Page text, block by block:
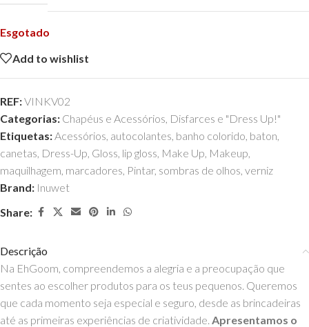
Esgotado
Add to wishlist
REF:VINKV02
Categorias: Chapéus e Acessórios, Disfarces e "Dress Up!"
Etiquetas:Acessórios, autocolantes, banho colorido, baton,
canetas, Dress-Up, Gloss, lip gloss, Make Up, Makeup,
maquilhagem, marcadores, Pintar, sombras de olhos, verniz
Brand: Inuwet
Share:
Descrição
Na EhGoom, compreendemos a alegria e a preocupação que
sentes ao escolher produtos para os teus pequenos. Queremos
que cada momento seja especial e seguro, desde as brincadeiras
até as primeiras experiências de criatividade. Apresentamos o